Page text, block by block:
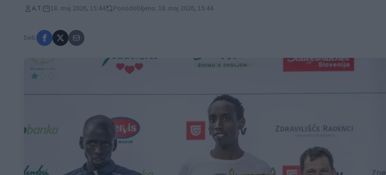
A.T. 18. maj 2026, 15:44 Posodobljeno: 18. maj 2026, 15:44
Deli: